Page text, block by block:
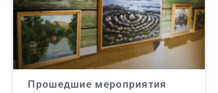
Прошедшие мероприятия